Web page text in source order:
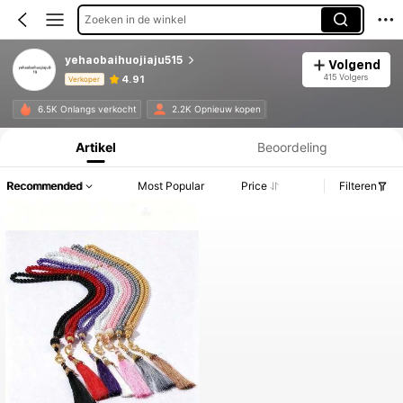
Zoeken in de winkel
yehaobaihuojiaju515
Verkoper 4.91
Volgend
415 Volgers
6.5K Onlangs verkocht 2.2K Opnieuw kopen
Productinformatie: Prijsopenbaring, Verkoop- en Voorraadgegevens.
Artikel Beoordeling
Recommended Most Popular Price Filteren